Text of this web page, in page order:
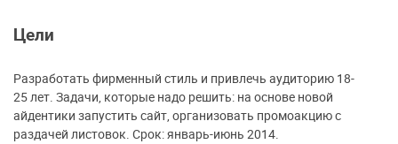
Цели
Разработать фирменный стиль и привлечь аудиторию 18-
25 лет. Задачи, которые надо решить: на основе новой
айдентики запустить сайт, организовать промоакцию с
раздачей листовок. Срок: январь-июнь 2014.